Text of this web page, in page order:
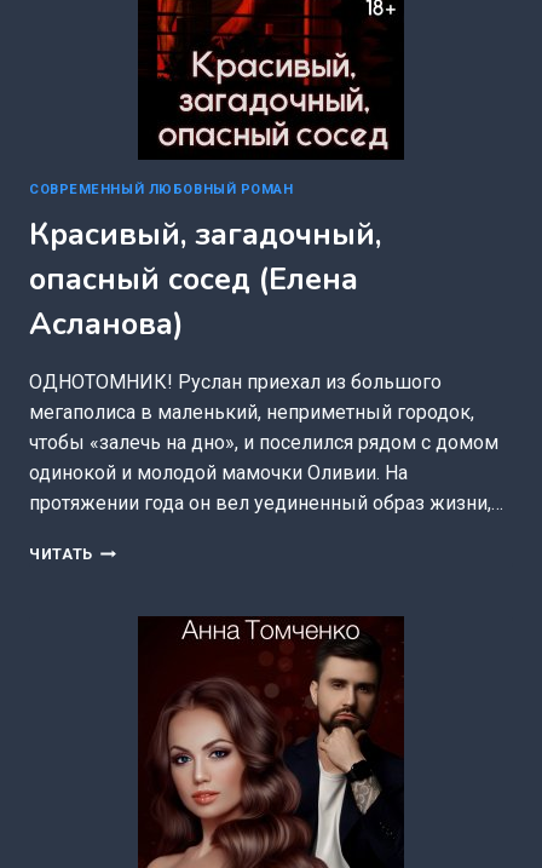
СОВРЕМЕННЫЙ ЛЮБОВНЫЙ РОМАН
Красивый, загадочный,
опасный сосед (Елена
Асланова)
ОДНОТОМНИК! Руслан приехал из большого
мегаполиса в маленький, неприметный городок,
чтобы «залечь на дно», и поселился рядом с домом
одинокой и молодой мамочки Оливии. На
протяжении года он вел уединенный образ жизни,…
ЧИТАТЬ КРАСИВЫЙ,
СОСЕД